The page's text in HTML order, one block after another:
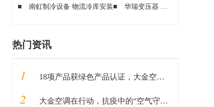
■ 南虹制冷设备 物流冷库安装■ 华瑞变压器 河北输变电成套设备专业供应商
热门资讯
1 18项产品获绿色产品认证，大金空调成为中国质量认证中心“绿色产品首批获证企业”
2 大金空调在行动，抗疫中的“空气守护者”